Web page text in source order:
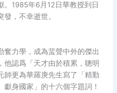
。1985年6月12日華教授到日
，不幸逝世。
奮力學，成為蜚聲中外的傑出
他認爲「天才由於積累，聰明
帥更為華羅庚先生寫了「精勤
身國家」的十六個字題詞！